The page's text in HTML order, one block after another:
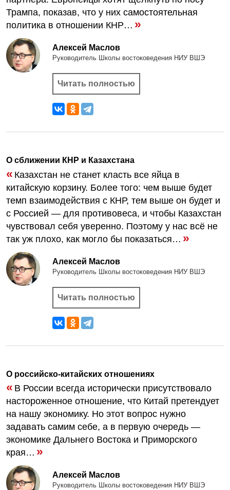
Трампа, показав, что у них самостоятельная
политика в отношении КНР… »
Алексей Маслов
Руководитель Школы востоковедения НИУ ВШЭ
Читать полностью
О сближении КНР и Казахстана
« Казахстан не станет класть все яйца в
китайскую корзину. Более того: чем выше будет
темп взаимодействия с КНР, тем выше он будет и
с Россией — для противовеса, и чтобы Казахстан
чувствовал себя уверенно. Поэтому у нас всё не
так уж плохо, как могло бы показаться… »
Алексей Маслов
Руководитель Школы востоковедения НИУ ВШЭ
Читать полностью
О российско-китайских отношениях
« В России всегда исторически присутствовало
настороженное отношение, что Китай претендует
на нашу экономику. Но этот вопрос нужно
задавать самим себе, а в первую очередь —
экономике Дальнего Востока и Приморского
края… »
Алексей Маслов
Руководитель Школы востоковедения НИУ ВШЭ